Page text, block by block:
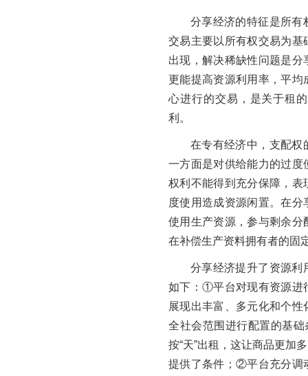
分享经济的特征是所有
交易主要以所有权交易为
出现，解决稀缺性问题是
更能提高资源利用率，平
心进行的交易，是关于租
利。
在专有经济中，支配权
一方面是对供给能力的过
权利不能得到充分保障，
度使用造成资源闲置。在
使用生产资源，参与剩余
在补偿生产资料拥有者的固
分享经济提升了资源利
如下：①平台对现有资源进
展现出丰富、多元化和个
全社会范围进行配置的基础
按“天”出租，这让商品更加
提供了条件；②平台充分调